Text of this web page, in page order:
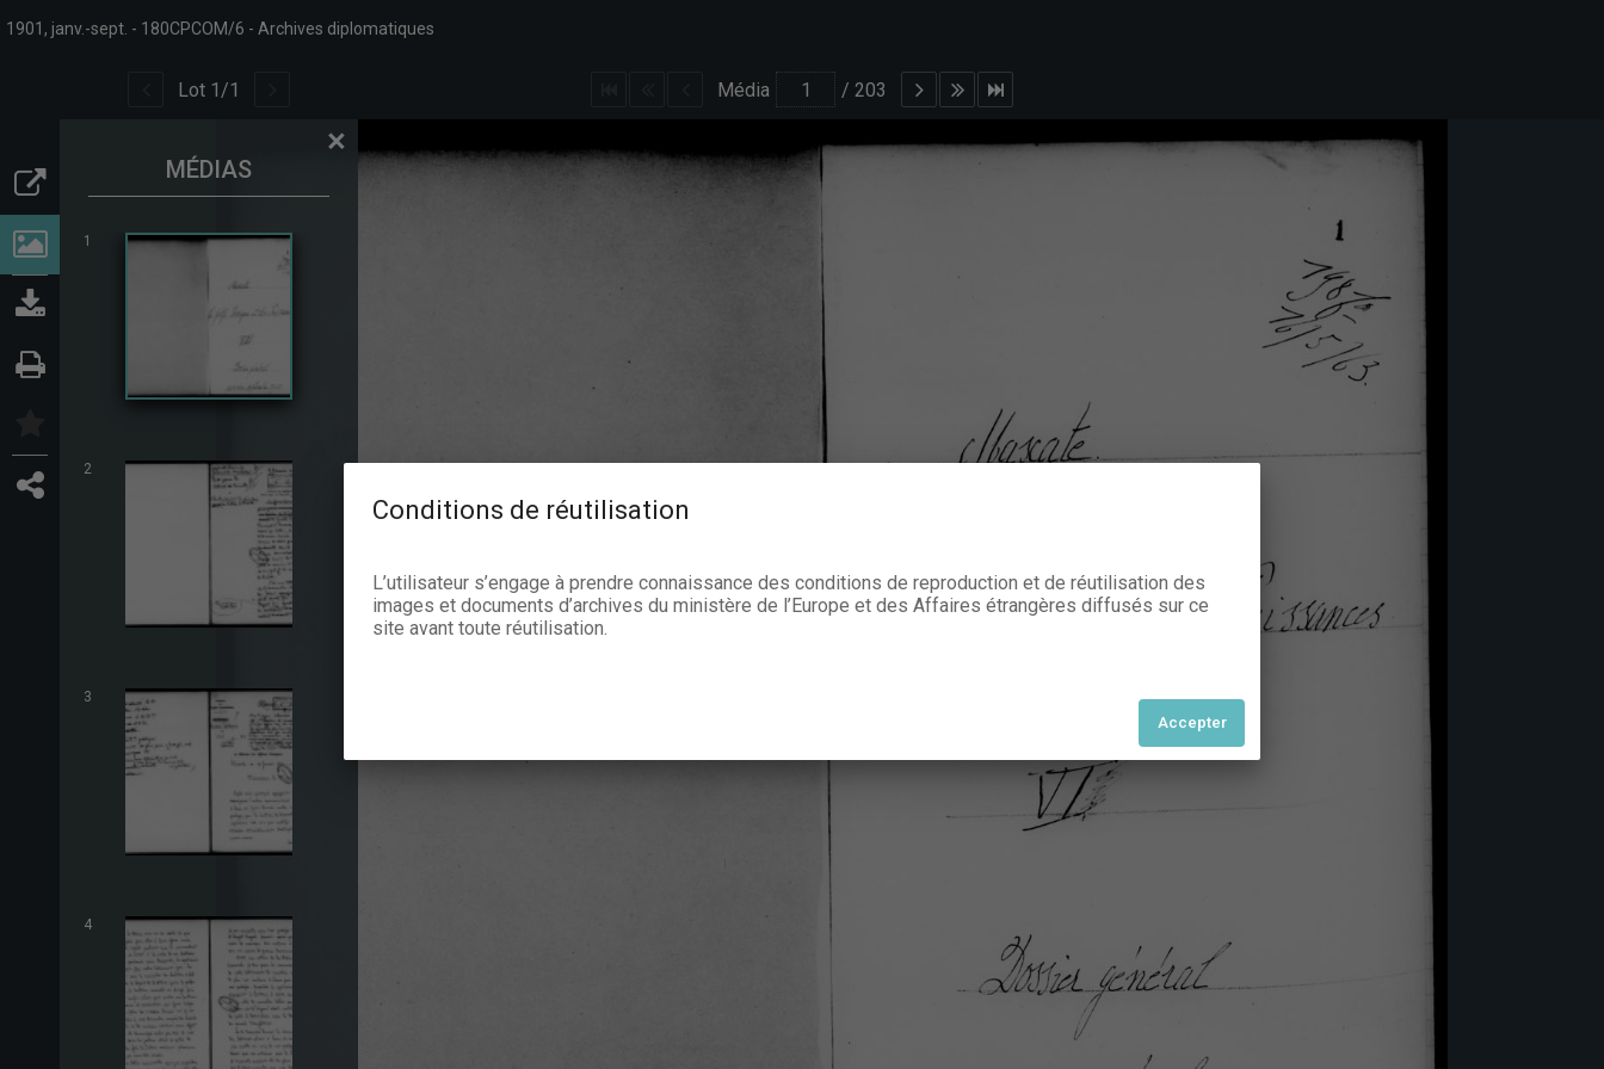
1901, janv.-sept. 180CPCOM/6 Archives diplomatiques
Lot 1 /1 Média / 203
MÉDIAS
×
1
2
3
4
Conditions de réutilisation
L’utilisateur s’engage à prendre connaissance des conditions de reproduction et de réutilisation des
images et documents d’archives du ministère de l’Europe et des Affaires étrangères diffusés sur ce
site avant toute réutilisation.